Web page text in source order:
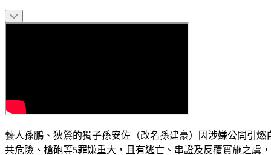
藝人孫鵬、狄鶯的獨子孫安佐（改名孫建豪）因涉嫌公開引
共危險、槍砲等5罪嫌重大，且有逃亡、串證及反覆實施之虞